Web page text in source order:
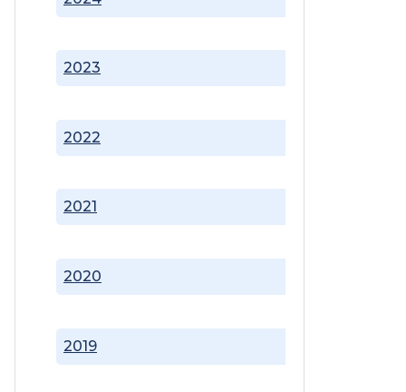
2019
2020
2021
2022
2023